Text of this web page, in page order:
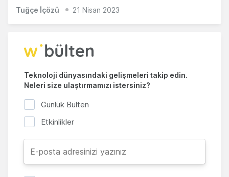
Tuğçe İçözü 21 Nisan 2023
Teknoloji dünyasındaki gelişmeleri takip edin.
Neleri size ulaştırmamızı istersiniz?
Günlük Bülten
Etkinlikler